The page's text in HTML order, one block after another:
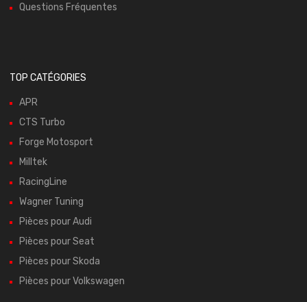
Questions Fréquentes
TOP CATÉGORIES
APR
CTS Turbo
Forge Motosport
Milltek
RacingLine
Wagner Tuning
Pièces pour Audi
Pièces pour Seat
Pièces pour Skoda
Pièces pour Volkswagen